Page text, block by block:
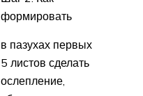
формировать
в пазухах первых
5 листов сделать
ослепление,